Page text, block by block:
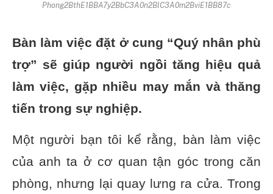
Phong2BthE1BBA7y2BbC3A0n2BlC3A0m2BviE1BB87c
Bàn làm việc đặt ở cung “Quý nhân phù
trợ” sẽ giúp người ngồi tăng hiệu quả
làm việc, gặp nhiều may mắn và thăng
tiến trong sự nghiệp.
Một người bạn tôi kể rằng, bàn làm việc
của anh ta ở cơ quan tận góc trong căn
phòng, nhưng lại quay lưng ra cửa. Trong